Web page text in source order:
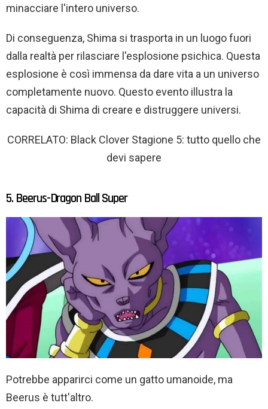
minacciare l'intero universo.
Di conseguenza, Shima si trasporta in un luogo fuori
dalla realtà per rilasciare l'esplosione psichica. Questa
esplosione è così immensa da dare vita a un universo
completamente nuovo. Questo evento illustra la
capacità di Shima di creare e distruggere universi.
CORRELATO: Black Clover Stagione 5: tutto quello che
devi sapere
5. Beerus-Dragon Ball Super
Potrebbe apparirci come un gatto umanoide, ma
Beerus è tutt'altro.